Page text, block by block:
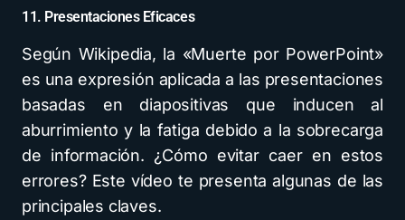
11. Presentaciones Eficaces
Según Wikipedia, la «Muerte por PowerPoint»
es una expresión aplicada a las presentaciones
basadas en diapositivas que inducen al
aburrimiento y la fatiga debido a la sobrecarga
de información. ¿Cómo evitar caer en estos
errores? Este vídeo te presenta algunas de las
principales claves.